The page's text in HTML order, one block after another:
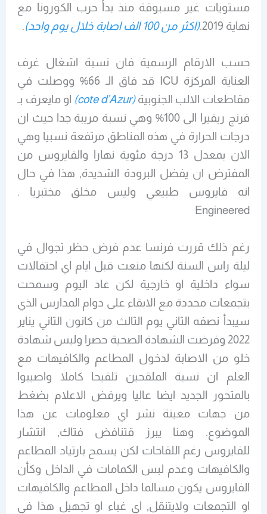
مستويات غير مسبوقة منذ بدأ حرب الكورونا مع
نهاية 2019.
(اكثر من 100 الف اصابة خلال يوم واحد) .
حسب الارقام الرسمية فان نسبة اشغال غرف
العناية المركزة ICU قد فاق الـ 66% ووصلت في
مقاطعات الالب الجنوبية(cote d’Azur)
او مايعرف بـ
فرنج ريفيرا الى 100% وهي نسبة مريبة جدا حيث ان
درجات الحرارة في هذه المناطق مرتفعة نسبيا وهي
الان بمعدل 13 درجة مئوية نهارا والفايروس من
المفترض ان يفضل البرودة الشديدة, هذا في حال
انه فايروس طبيعي وليس مخلق مختبريا .
Engineered
رغم ذلك قررت فرنسا عدم فرض حظر تجوال في
ليلة راس السنة لكنها منعت قبل ايام اي احتفالات
سواء داخلية او خارجية لكن عاد اليوم وسمحت
بتجمعات محددة مع الابقاء على دوام المدارس الذي
سيبدأ نصفه الثاني يوم الثالث من كانون الثاني يناير
2022 وفرضت الشهادة الصحية حصرا وليس شهادة
خلو من الاصابة لدخول المطاعم والكافيهات مع
العلم ان نسبة الملقحين تلقيحا كاملا واصيبوا
بالمتحور الجديد ايضا عاليا ويرفض الاعلام بضغط
من جهات معينة نشر اي معلومات عن هذا
الموضوع. وهنا يبرز قتنافض فتاك, انتشار
للفايروس رغم اللقاحات لكن يسمح بارتياد المطاعم
والكافيهات وعدم لبس الكمامات في الداخل وكأن
الفايروس يكون مسالما داخل المطاعم والكافيهات
او التجمعات ولايتنقل, اي غباء او تجهيل هذا في